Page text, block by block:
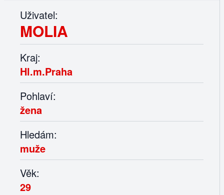
Uživatel:
MOLIA
Kraj:
Hl.m.Praha
Pohlaví:
žena
Hledám:
muže
Věk:
29